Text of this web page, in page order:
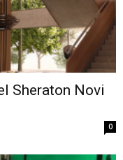
Sheraton Novi
0